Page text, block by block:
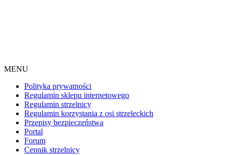
MENU
Polityka prywatności
Regulamin sklepu internetowego
Regulamin strzelnicy
Regulamin korzystania z osi strzeleckich
Przepisy bezpieczeństwa
Portal
Forum
Cennik strzelnicy